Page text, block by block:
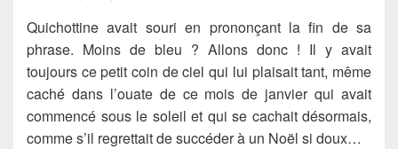
Quichottine avait souri en prononçant la fin de sa
phrase. Moins de bleu ? Allons donc ! Il y avait
toujours ce petit coin de ciel qui lui plaisait tant, même
caché dans l’ouate de ce mois de janvier qui avait
commencé sous le soleil et qui se cachait désormais,
comme s’il regrettait de succéder à un Noël si doux…